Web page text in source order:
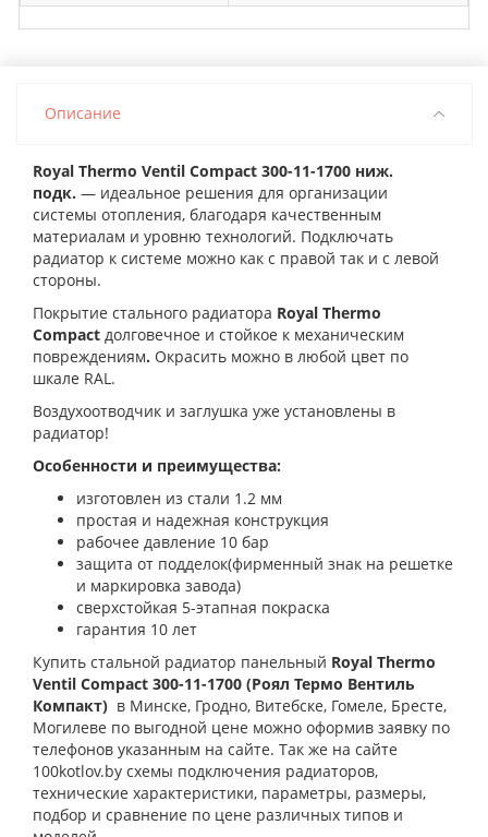
Описание
Royal Thermo Ventil Compact 300-11-1700 ниж.
подк. — идеальное решения для организации
системы отопления, благодаря качественным
материалам и уровню технологий. Подключать
радиатор к системе можно как с правой так и с левой
стороны.
Покрытие стального радиатора Royal Thermo
Compact долговечное и стойкое к механическим
повреждениям. Окрасить можно в любой цвет по
шкале RAL.
Воздухоотводчик и заглушка уже установлены в
радиатор!
Особенности и преимущества:
изготовлен из стали 1.2 мм
простая и надежная конструкция
рабочее давление 10 бар
защита от подделок(фирменный знак на решетке
и маркировка завода)
сверхстойкая 5-этапная покраска
гарантия 10 лет
Купить стальной радиатор панельный Royal Thermo
Ventil Compact 300-11-1700 (Роял Термо Вентиль
Компакт) в Минске, Гродно, Витебске, Гомеле, Бресте,
Могилеве по выгодной цене можно оформив заявку по
телефонов указанным на сайте. Так же на сайте
100kotlov.by схемы подключения радиаторов,
технические характеристики, параметры, размеры,
подбор и сравнение по цене различных типов и